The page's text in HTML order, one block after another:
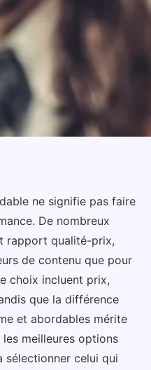
abordables
éclairés
de lecture
ne signifie pas faire
De nombreux
rapport qualité-prix,
de contenu que pour
choix incluent prix,
que la différence
et abordables mérite
meilleures options
sélectionner celui qui